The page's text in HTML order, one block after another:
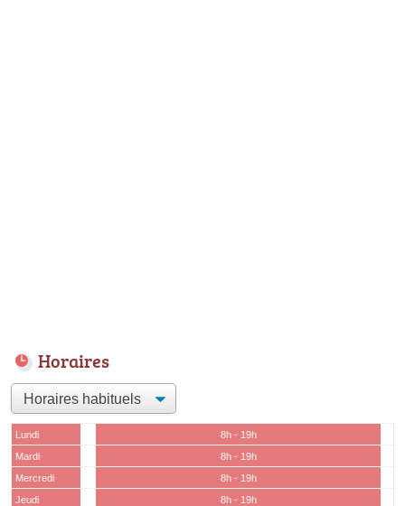
Horaires
Lundi
8h - 19h
Mardi
8h - 19h
Mercredi
8h - 19h
Jeudi
8h - 19h